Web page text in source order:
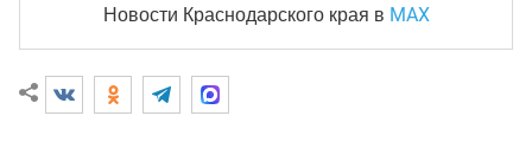
Новости Краснодарского края в MAX